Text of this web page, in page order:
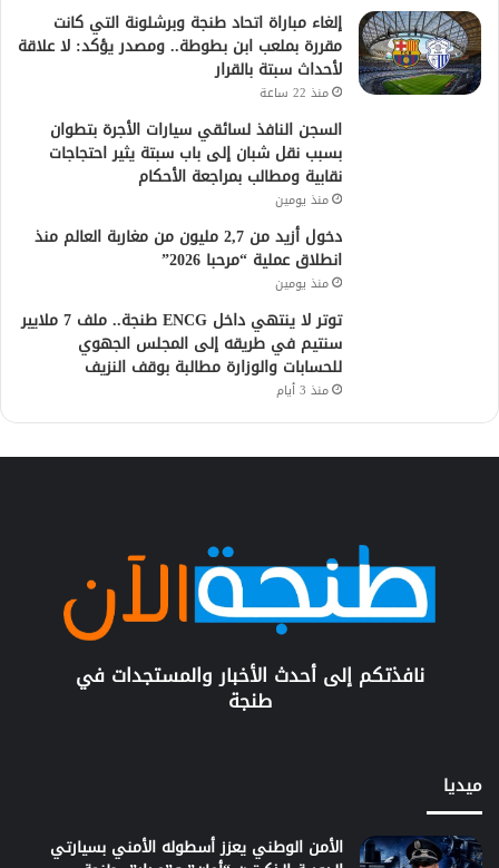
إلغاء مباراة اتحاد طنجة وبرشلونة التي كانت
مقررة بملعب ابن بطوطة.. ومصدر يؤكد: لا علاقة
لأحداث سبتة بالقرار
منذ 22 ساعة
السجن النافذ لسائقي سيارات الأجرة بتطوان
بسبب نقل شبان إلى باب سبتة يثير احتجاجات
نقابية ومطالب بمراجعة الأحكام
منذ يومين
دخول أزيد من 2,7 مليون من مغاربة العالم منذ
انطلاق عملية “مرحبا 2026”
منذ يومين
توتر لا ينتهي داخل ENCG طنجة.. ملف 7 ملايير
سنتيم في طريقه إلى المجلس الجهوي
للحسابات والوزارة مطالبة بوقف النزيف
منذ 3 أيام
نافذتكم إلى أحدث الأخبار والمستجدات في
طنجة
ميديا
الأمن الوطني يعزز أسطوله الأمني بسيارتي